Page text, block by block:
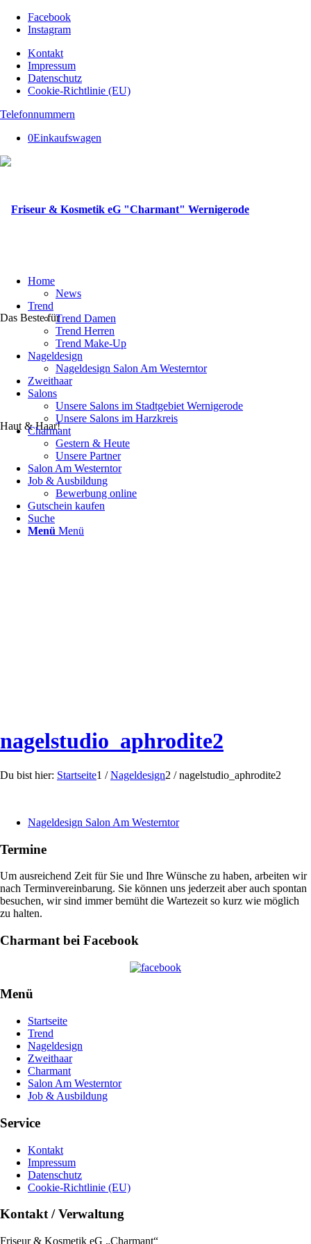
Facebook
Instagram
Kontakt
Impressum
Datenschutz
Cookie-Richtlinie (EU)
Telefonnummern
0Einkaufswagen
Das Beste für
Haut & Haar!
Home
News
Trend
Trend Damen
Trend Herren
Trend Make-Up
Nageldesign
Nageldesign Salon Am Westerntor
Zweithaar
Salons
Unsere Salons im Stadtgebiet Wernigerode
Unsere Salons im Harzkreis
Charmant
Gestern & Heute
Unsere Partner
Salon Am Westerntor
Job & Ausbildung
Bewerbung online
Gutschein kaufen
Suche
Menü Menü
nagelstudio_aphrodite2
Du bist hier: Startseite1 / Nageldesign2 / nagelstudio_aphrodite2
Nageldesign Salon Am Westerntor
Termine
Um ausreichend Zeit für Sie und Ihre Wünsche zu haben, arbeiten wir
nach Terminvereinbarung. Sie können uns jederzeit aber auch spontan
besuchen, wir sind immer bemüht die Wartezeit so kurz wie möglich
zu halten.
Charmant bei Facebook
Menü
Startseite
Trend
Nageldesign
Zweithaar
Charmant
Salon Am Westerntor
Job & Ausbildung
Service
Kontakt
Impressum
Datenschutz
Cookie-Richtlinie (EU)
Kontakt / Verwaltung
Friseur & Kosmetik eG „Charmant“